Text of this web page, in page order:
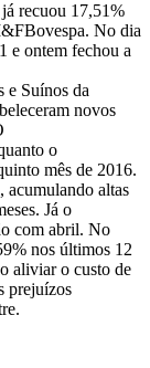
recuou 17,51%
No dia
e ontem fechou a
e Suínos da
novos
o
mês de 2016.
acumulando altas
Já o
com abril. No
nos últimos 12
aliviar o custo de
prejuízos